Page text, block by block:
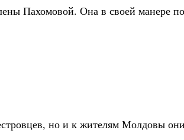
Пахомовой. Она в своей манере
но и к жителям Молдовы